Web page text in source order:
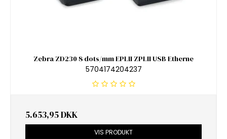
Zebra ZD230 8 dots/mm EPLII ZPLII USB Etherne
5704174204237
5.653,95 DKK
VIS PRODUKT